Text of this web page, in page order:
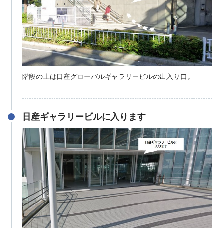
階段の上は日産グローバルギャラリービルの出入り口。
日産ギャラリービルに入ります